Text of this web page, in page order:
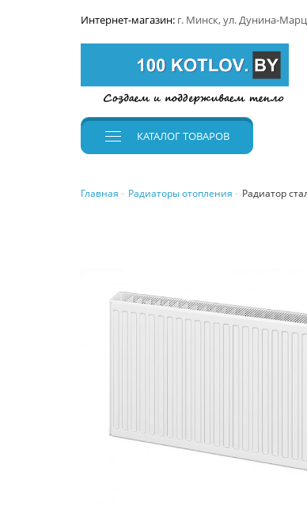
Интернет-магазин: г. Минск, ул. Дунина-
КАТАЛОГТОВАРОВ
Главная Радиаторы отопления Радиатор